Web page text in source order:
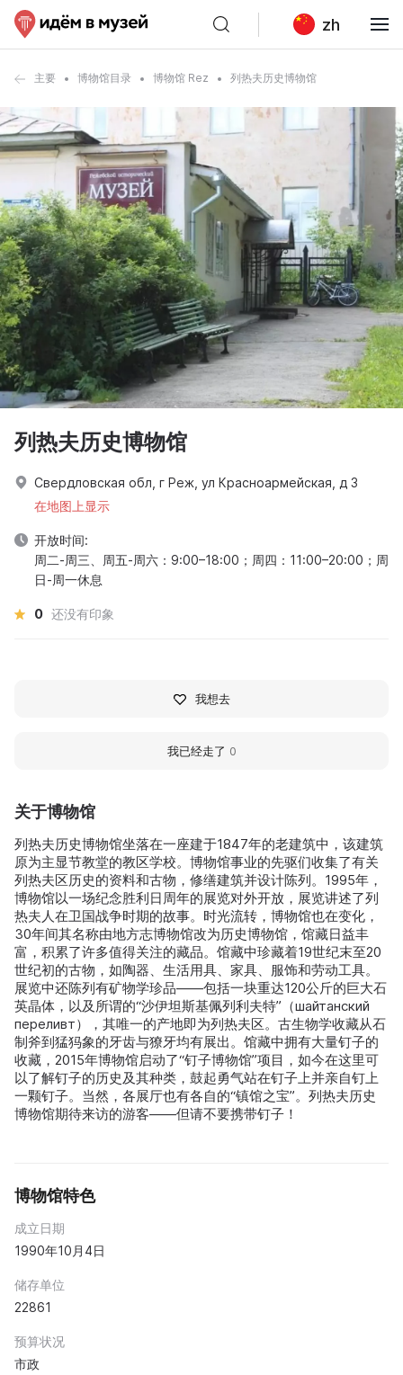
zh
主要 博物馆目录 博物馆 Rez 列热夫历史博物馆
关于博物馆
列热夫历史博物馆坐落在一座建于1847年的老建筑中，该建筑
原为主显节教堂的教区学校。博物馆事业的先驱们收集了有关
列热夫区历史的资料和古物，修缮建筑并设计陈列。1995年，
博物馆以一场纪念胜利日周年的展览对外开放，展览讲述了列
热夫人在卫国战争时期的故事。时光流转，博物馆也在变化，
30年间其名称由地方志博物馆改为历史博物馆，馆藏日益丰
富，积累了许多值得关注的藏品。馆藏中珍藏着19世纪末至20
世纪初的古物，如陶器、生活用具、家具、服饰和劳动工具。
展览中还陈列有矿物学珍品——包括一块重达120公斤的巨大石
英晶体，以及所谓的“沙伊坦斯基佩列利夫特”（шайтанский
переливт），其唯一的产地即为列热夫区。古生物学收藏从石
制斧到猛犸象的牙齿与獠牙均有展出。馆藏中拥有大量钉子的
收藏，2015年博物馆启动了“钉子博物馆”项目，如今在这里可
以了解钉子的历史及其种类，鼓起勇气站在钉子上并亲自钉上
一颗钉子。当然，各展厅也有各自的“镇馆之宝”。列热夫历史
博物馆期待来访的游客——但请不要携带钉子！
博物馆特色
成立日期
1990年10月4日
储存单位
22861
预算状况
市政
列热夫历史博物馆
Свердловская обл, г Реж, ул Красноармейская, д 3
在地图上显示
开放时间:
周二-周三、周五-周六：9:00–18:00；周四：11:00–20:00；周
日-周一休息
0 还没有印象
我想去
我已经走了 0